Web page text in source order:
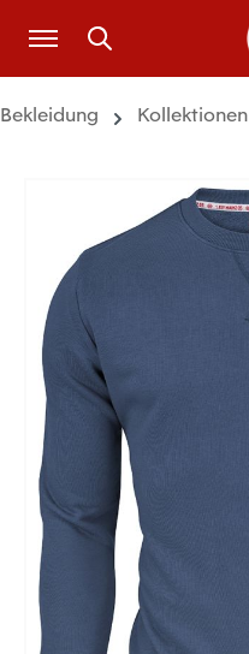
Zum Hauptinhalt springen
Bekleidung Kollektionen